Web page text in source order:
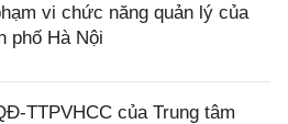
vi chức năng quản lý của
phố Hà Nội
TTPVHCC của Trung tâm